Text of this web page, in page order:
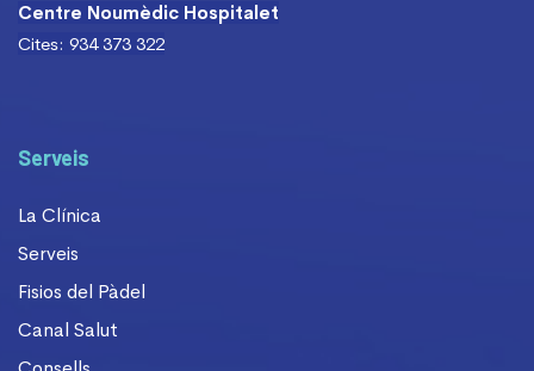
Centre Noumèdic Hospitalet
Cites: 934 373 322
Serveis
La Clínica
Serveis
Fisios del Pàdel
Canal Salut